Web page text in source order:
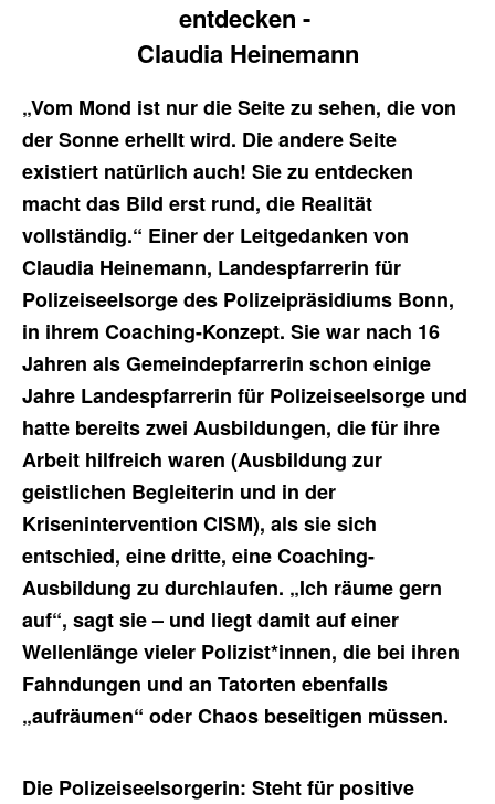
entdecken -
Claudia Heinemann
„Vom Mond ist nur die Seite zu sehen, die von
der Sonne erhellt wird. Die andere Seite
existiert natürlich auch! Sie zu entdecken
macht das Bild erst rund, die Realität
vollständig.“ Einer der Leitgedanken von
Claudia Heinemann, Landespfarrerin für
Polizeiseelsorge des Polizeipräsidiums Bonn,
in ihrem Coaching-Konzept. Sie war nach 16
Jahren als Gemeindepfarrerin schon einige
Jahre Landespfarrerin für Polizeiseelsorge und
hatte bereits zwei Ausbildungen, die für ihre
Arbeit hilfreich waren (Ausbildung zur
geistlichen Begleiterin und in der
Krisenintervention CISM), als sie sich
entschied, eine dritte, eine Coaching-
Ausbildung zu durchlaufen. „Ich räume gern
auf“, sagt sie – und liegt damit auf einer
Wellenlänge vieler Polizist*innen, die bei ihren
Fahndungen und an Tatorten ebenfalls
„aufräumen“ oder Chaos beseitigen müssen.
Die Polizeiseelsorgerin: Steht für positive